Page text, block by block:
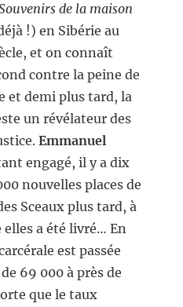
de la maison
!) en Sibérie au
et on connaît
contre la peine de
et demi plus tard, la
un révélateur des
Emmanuel
engagé, il y a dix
nouvelles places de
Sceaux plus tard, à
elles a été livré… En
est passée
69 000 à près de
que le taux